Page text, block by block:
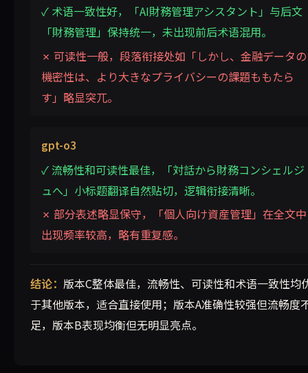
✓ 术语一致性好，「AI財務管理アシスタント」与后文
「財務管理」保持统一，未出现前后术语混用。
✗ 可读性一般，段落衔接处如「しかし、金融データの
機密性は、より大きなプライバシーの課題ももたら
す」略显突兀。
gpt-o3
✓ 流畅性和可读性最佳，「対話から財務コンシェルジ
ュへ」小标题翻译自然贴切，逻辑衔接清晰。
✗ 部分表述略显保守，「個人向け資産管理」在全文中
出现频率较高，略有重复感。
结论： 版本C整体最佳，流畅性、可读性和术语一致性均
于其他版本，适合直接使用；版本A准确性较强但流畅度
足，版本B表现均衡但无明显亮点。